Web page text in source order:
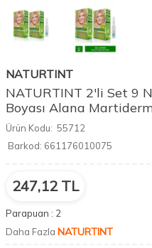
NATURTINT
NATURTINT 2'li Set 9 N
Boyası Alana
Ürün Kodu: 55712
Barkod: 661176010075
247,12TL
Parapuan : 2
Daha Fazla NATURTINT